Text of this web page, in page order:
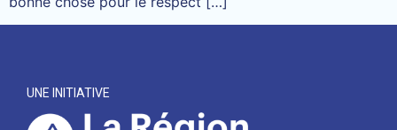
UNE INITIATIVE